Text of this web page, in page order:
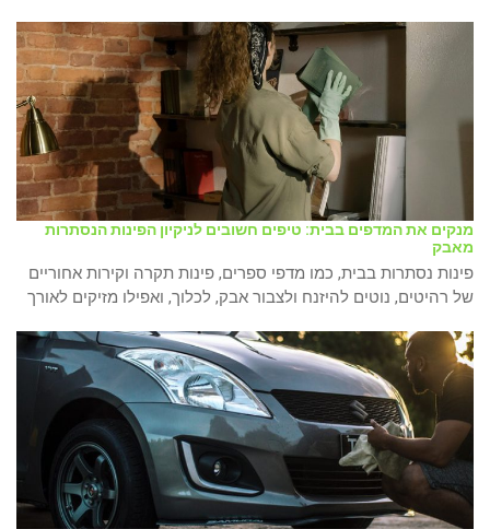
מנקים את המדפים בבית: טיפים חשובים לניקיון הפינות הנסתרות
מאבק
פינות נסתרות בבית, כמו מדפי ספרים, פינות תקרה וקירות אחוריים
של רהיטים, נוטים להיזנח ולצבור אבק, לכלוך, ואפילו מזיקים לאורך